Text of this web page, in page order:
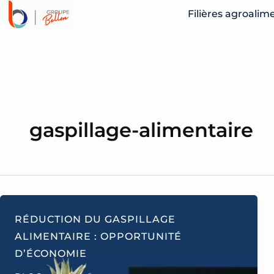
ALLER
AU
Filières
gaspillage-alimentaire
RÉDUCTION DU GASPILLAGE
ALIMENTAIRE : OPPORTUNITÉ
D’ÉCONOMIE